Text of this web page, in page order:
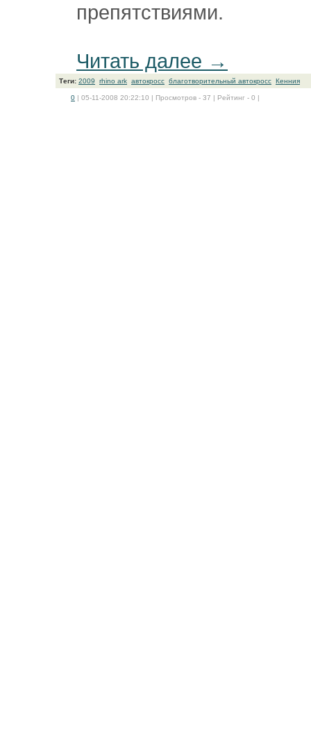
препятствиями.
Читать далее →
Теги: 2009 rhino ark автокросс благотворительный автокросс Кенния
0 | 05-11-2008 20:22:10 | Просмотров - 37 | Рейтинг - 0 |